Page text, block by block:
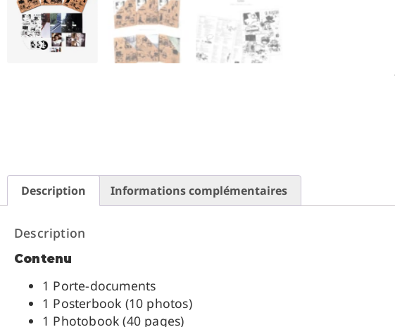
Description Informations complémentaires
Description
Contenu
1 Porte-documents
1 Posterbook (10 photos)
1 Photobook (40 pages)